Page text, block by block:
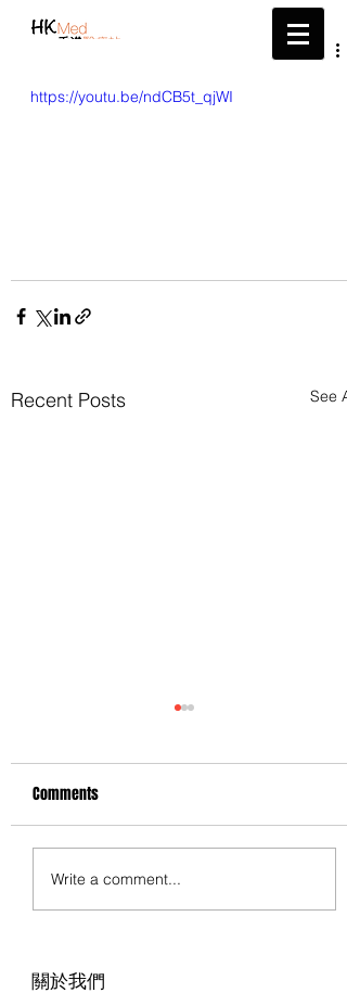
https://youtu.be/ndCB5t_qjWI
Recent Posts See All
醫。健talk - 心房顫動檢查
Comments
Write a comment...
​關於我們